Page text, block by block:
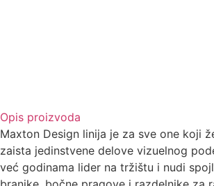
Opis proizvoda
Maxton Design linija je za sve one koji
zaista jedinstvene delove vizuelnog
već godinama lider na tržištu i nudi